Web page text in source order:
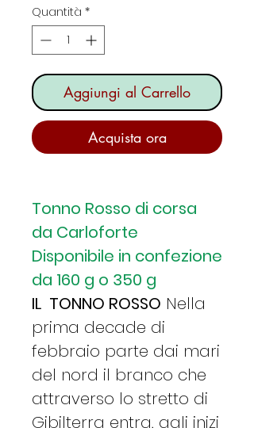
Quantità *
Aggiungi al Carrello
Acquista ora
Tonno Rosso di corsa
da Carloforte
Disponibile in confezione
da 160 g o 350 g
IL TONNO ROSSO Nella
prima decade di
febbraio parte dai mari
del nord il branco che
attraverso lo stretto di
Gibilterra entra, agli inizi